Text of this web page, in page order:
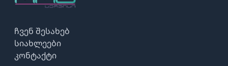
ჩვენ შესახებ
სიახლეები
კონტაქტი